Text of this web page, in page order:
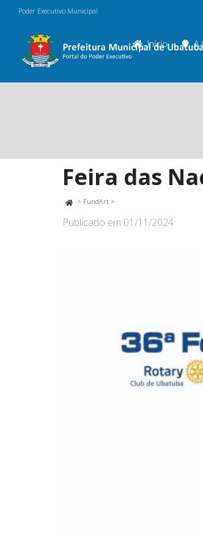
Poder Executivo Municipal
Início A
Feira das
> FundArt >
Publicado em 01/11/2024